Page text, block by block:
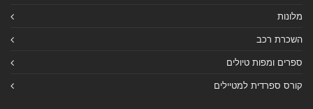
מלונות
השכרת רכב
ספרים ומפות טיולים
קורס ספרדית למטיילים